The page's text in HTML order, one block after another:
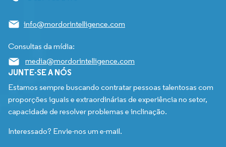
info@mordorintelligence.com
Consultas da mídia:
media@mordorintelligence.com
JUNTE-SE A NÓS
Estamos sempre buscando contratar pessoas talentosas com
proporções iguais e extraordinárias de experiência no setor,
capacidade de resolver problemas e inclinação.
Interessado? Envie-nos um e-mail.